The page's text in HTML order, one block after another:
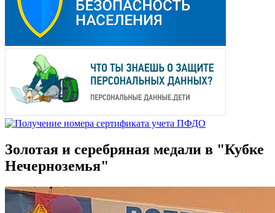
Золотая и серебряная медали в "Кубке
Нечерноземья"